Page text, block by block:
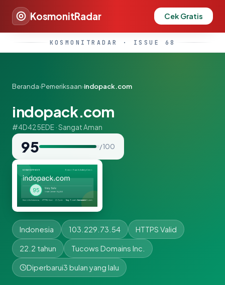
KosmonitRadar Cek Gratis
KOSMONITRADAR · ISSUE 68
Beranda›Pemeriksaan›indopack.com
indopack.com
#4D425EDE · Sangat Aman
95 / 100
Indonesia 103.229.73.54 HTTPS Valid
22.2 tahun Tucows Domains Inc.
Diperbarui3 bulan yang lalu